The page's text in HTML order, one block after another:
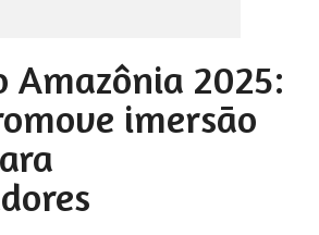
Amazônia 2025:
imersão